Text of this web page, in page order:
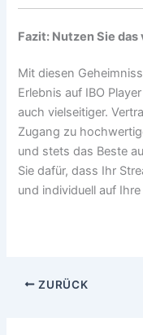
Fazit: Nutzen Sie
Mit diesen
Erlebnis auf IBO
auch vielseitiger.
Zugang zu
und stets das Beste
Sie dafür, dass Ihr
und individuell auf
ZURÜCK